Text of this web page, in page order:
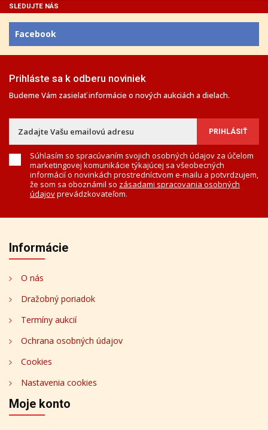
SLEDUJTE NÁS
Facebook
Prihláste sa k odberu noviniek
Budeme Vám zasielať informácie o nových aukciách a dielach.
Súhlasím so spracúvaním svojich osobných údajov za účelom
marketingovej komunikácie týkajúcej sa všeobecných
informácií o novinkách prostredníctvom e-mailu a potvrdzujem,
že som sa oboznámil so zásadami spracovania osobných
údajovprevádzkovateľom.
Informácie
O nás
Dražobný poriadok
Termíny aukcií
Ochrana osobných údajov
Cookies
Nastavenia cookies
Moje konto